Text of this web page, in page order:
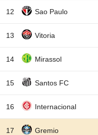
12 Sao Paulo
13 Vitoria
14 Mirassol
15 Santos FC
16 Internacional
17 Gremio